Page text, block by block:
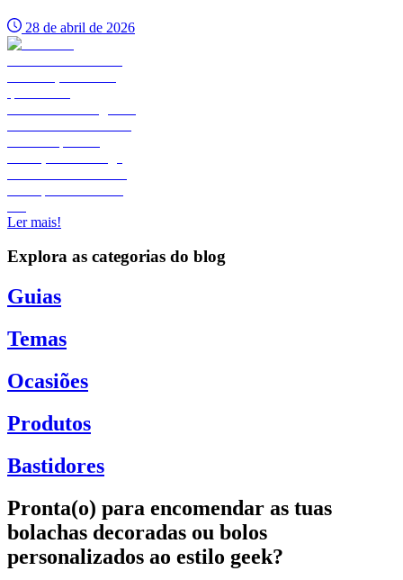
28 de abril de 2026
Ler mais!
Explora as categorias do blog
Guias
Temas
Ocasiões
Produtos
Bastidores
Pronta(o) para encomendar as tuas
bolachas decoradas ou bolos
personalizados ao estilo geek?